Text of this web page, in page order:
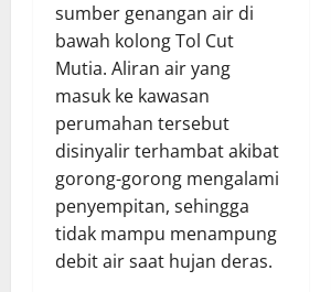
sumber genangan air di
bawah kolong Tol Cut
Mutia. Aliran air yang
masuk ke kawasan
perumahan tersebut
disinyalir terhambat akibat
gorong-gorong mengalami
penyempitan, sehingga
tidak mampu menampung
debit air saat hujan deras.